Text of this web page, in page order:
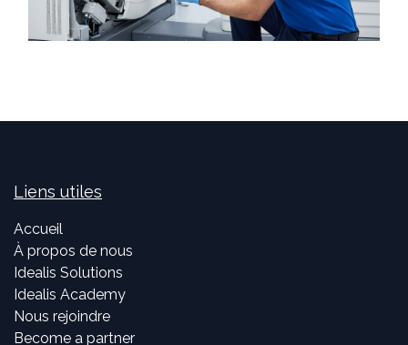
Liens utiles
Accueil
À propos de nous
Idealis Solutions
Idealis Academy
Nous rejoindre
Become a partner